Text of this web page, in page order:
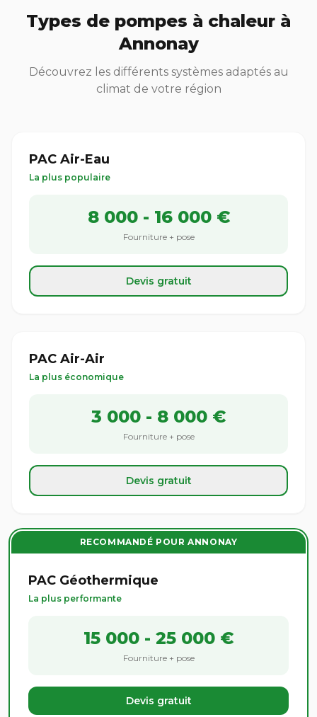
Types de pompes à chaleur à
Annonay
Découvrez les différents systèmes adaptés au
climat de votre région
PAC Air-Eau
La plus populaire
8 000 - 16 000 €
Fourniture + pose
Devis gratuit
PAC Air-Air
La plus économique
3 000 - 8 000 €
Fourniture + pose
Devis gratuit
RECOMMANDÉ POUR ANNONAY
PAC Géothermique
La plus performante
15 000 - 25 000 €
Fourniture + pose
Devis gratuit